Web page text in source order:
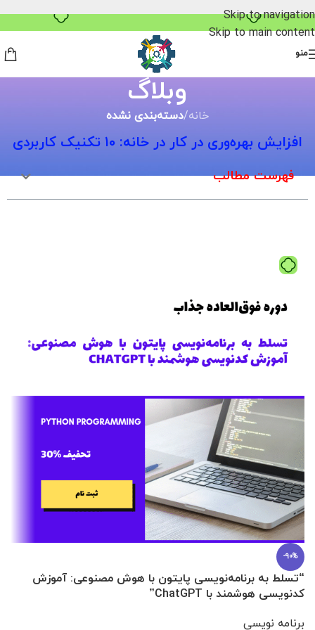
خرید قسطی با ترب‌پی
Skip to navigation
Skip to main content
منو
وبلاگ
خانه/دسته‌بندی نشده
افزایش بهره‌وری در کار در خانه: ۱۰ تکنیک کاربردی
فهرست مطالب
-90%
“تسلط به برنامه‌نویسی پایتون با هوش مصنوعی: آموزش
کدنویسی هوشمند با ChatGPT”
برنامه نویسی